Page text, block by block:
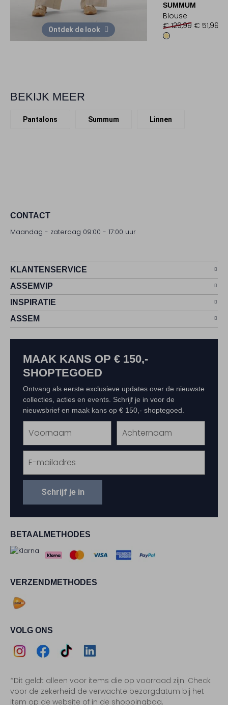
Ontdek de look
SUMMUM
Blouse
€ 129,99 € 51,99
BEKIJK MEER
Pantalons Summum Linnen
CONTACT
Maandag - zaterdag 09:00 - 17:00 uur
KLANTENSERVICE
ASSEMVIP
INSPIRATIE
ASSEM
BETAALMETHODES
VERZENDMETHODES
VOLG ONS
Instagram
Facebook
TikTokLinkedIn
*Dit geldt alleen voor items die op voorraad zijn. Check
voor de zekerheid de verwachte bezorgdatum bij het
item op de website of in de shoppingbag.
MAAK KANS OP € 150,-
SHOPTEGOED
Ontvang als eerste exclusieve updates over de nieuwste
collecties, acties en events. Schrijf je in voor de
nieuwsbrief en maak kans op € 150,- shoptegoed.
Schrijf je in